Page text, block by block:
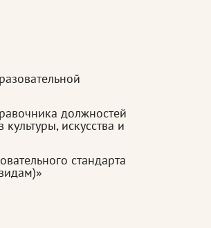
должностей
искусства и
стандарта